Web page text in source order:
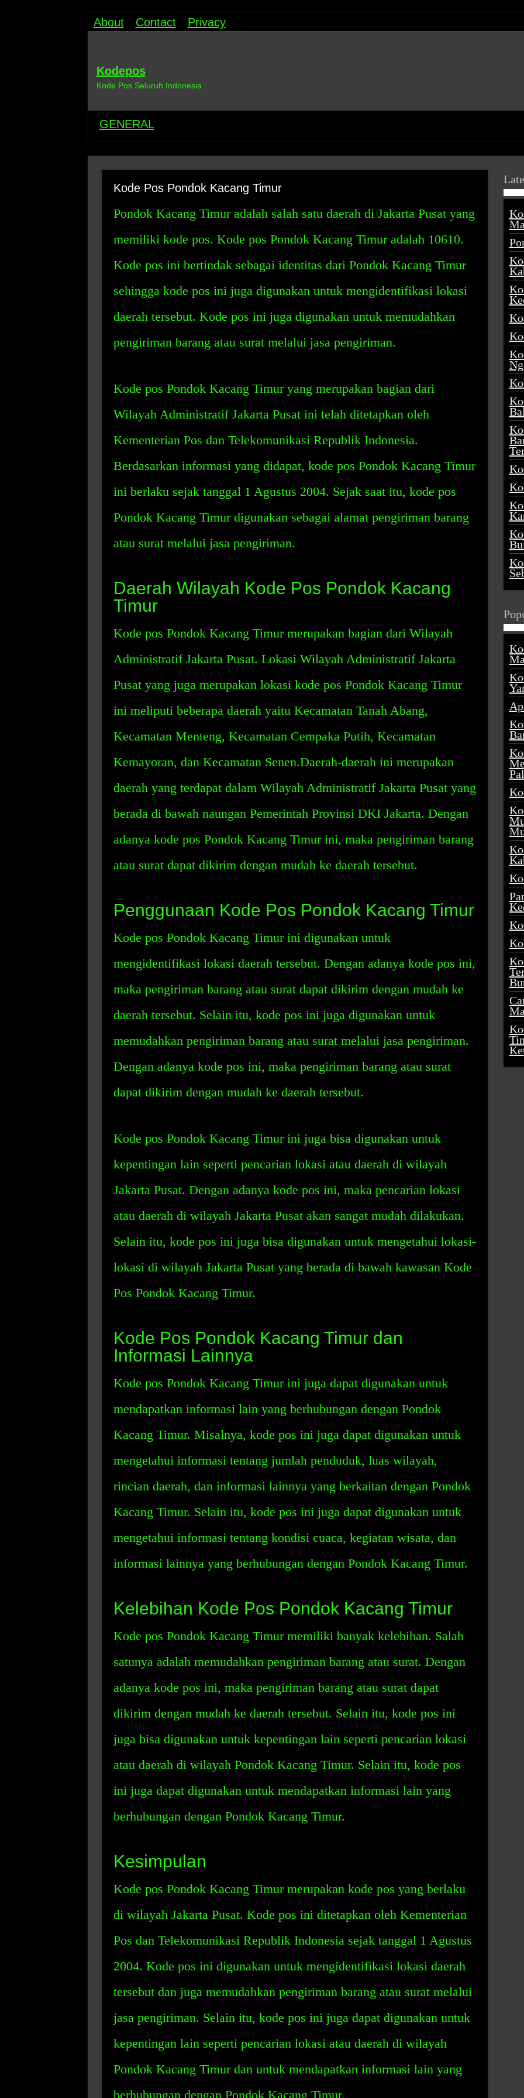
About Contact Privacy
Kodepos
Kode Pos Seluruh Indonesia
GENERAL
Kode Pos Pondok Kacang Timur
Pondok Kacang Timur adalah salah satu daerah di Jakarta Pusat yang
memiliki kode pos. Kode pos Pondok Kacang Timur adalah 10610.
Kode pos ini bertindak sebagai identitas dari Pondok Kacang Timur
sehingga kode pos ini juga digunakan untuk mengidentifikasi lokasi
daerah tersebut. Kode pos ini juga digunakan untuk memudahkan
pengiriman barang atau surat melalui jasa pengiriman.
Kode pos Pondok Kacang Timur yang merupakan bagian dari
Wilayah Administratif Jakarta Pusat ini telah ditetapkan oleh
Kementerian Pos dan Telekomunikasi Republik Indonesia.
Berdasarkan informasi yang didapat, kode pos Pondok Kacang Timur
ini berlaku sejak tanggal 1 Agustus 2004. Sejak saat itu, kode pos
Pondok Kacang Timur digunakan sebagai alamat pengiriman barang
atau surat melalui jasa pengiriman.
Daerah Wilayah Kode Pos Pondok Kacang
Timur
Kode pos Pondok Kacang Timur merupakan bagian dari Wilayah
Administratif Jakarta Pusat. Lokasi Wilayah Administratif Jakarta
Pusat yang juga merupakan lokasi kode pos Pondok Kacang Timur
ini meliputi beberapa daerah yaitu Kecamatan Tanah Abang,
Kecamatan Menteng, Kecamatan Cempaka Putih, Kecamatan
Kemayoran, dan Kecamatan Senen.Daerah-daerah ini merupakan
daerah yang terdapat dalam Wilayah Administratif Jakarta Pusat yang
berada di bawah naungan Pemerintah Provinsi DKI Jakarta. Dengan
adanya kode pos Pondok Kacang Timur ini, maka pengiriman barang
atau surat dapat dikirim dengan mudah ke daerah tersebut.
Penggunaan Kode Pos Pondok Kacang Timur
Kode pos Pondok Kacang Timur ini digunakan untuk
mengidentifikasi lokasi daerah tersebut. Dengan adanya kode pos ini,
maka pengiriman barang atau surat dapat dikirim dengan mudah ke
daerah tersebut. Selain itu, kode pos ini juga digunakan untuk
memudahkan pengiriman barang atau surat melalui jasa pengiriman.
Dengan adanya kode pos ini, maka pengiriman barang atau surat
dapat dikirim dengan mudah ke daerah tersebut.
Kode pos Pondok Kacang Timur ini juga bisa digunakan untuk
kepentingan lain seperti pencarian lokasi atau daerah di wilayah
Jakarta Pusat. Dengan adanya kode pos ini, maka pencarian lokasi
atau daerah di wilayah Jakarta Pusat akan sangat mudah dilakukan.
Selain itu, kode pos ini juga bisa digunakan untuk mengetahui lokasi-
lokasi di wilayah Jakarta Pusat yang berada di bawah kawasan Kode
Pos Pondok Kacang Timur.
Kode Pos Pondok Kacang Timur dan
Informasi Lainnya
Kode pos Pondok Kacang Timur ini juga dapat digunakan untuk
mendapatkan informasi lain yang berhubungan dengan Pondok
Kacang Timur. Misalnya, kode pos ini juga dapat digunakan untuk
mengetahui informasi tentang jumlah penduduk, luas wilayah,
rincian daerah, dan informasi lainnya yang berkaitan dengan Pondok
Kacang Timur. Selain itu, kode pos ini juga dapat digunakan untuk
mengetahui informasi tentang kondisi cuaca, kegiatan wisata, dan
informasi lainnya yang berhubungan dengan Pondok Kacang Timur.
Kelebihan Kode Pos Pondok Kacang Timur
Kode pos Pondok Kacang Timur memiliki banyak kelebihan. Salah
satunya adalah memudahkan pengiriman barang atau surat. Dengan
adanya kode pos ini, maka pengiriman barang atau surat dapat
dikirim dengan mudah ke daerah tersebut. Selain itu, kode pos ini
juga bisa digunakan untuk kepentingan lain seperti pencarian lokasi
atau daerah di wilayah Pondok Kacang Timur. Selain itu, kode pos
ini juga dapat digunakan untuk mendapatkan informasi lain yang
berhubungan dengan Pondok Kacang Timur.
Kesimpulan
Kode pos Pondok Kacang Timur merupakan kode pos yang berlaku
di wilayah Jakarta Pusat. Kode pos ini ditetapkan oleh Kementerian
Pos dan Telekomunikasi Republik Indonesia sejak tanggal 1 Agustus
2004. Kode pos ini digunakan untuk mengidentifikasi lokasi daerah
tersebut dan juga memudahkan pengiriman barang atau surat melalui
jasa pengiriman. Selain itu, kode pos ini juga dapat digunakan untuk
kepentingan lain seperti pencarian lokasi atau daerah di wilayah
Pondok Kacang Timur dan untuk mendapatkan informasi lain yang
berhubungan dengan Pondok Kacang Timur.